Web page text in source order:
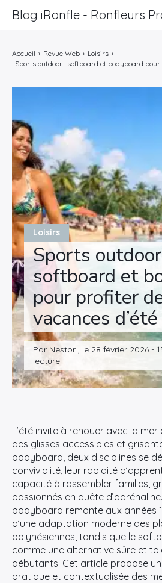
Loisirs
Sports
softboard et
pour profiter
vacances d’été
Par Nestor , le 28 février 2026 -
lecture
Accueil › Revue Web › Loisirs ›
Sports outdoor : softboard et bodyboard pour
L’été invite à renouer avec la
des glisses accessibles et
bodyboard, deux disciplines se
convivialité, leur rapidité
capacité à rassembler familles,
passionnés en quête
bodyboard remonte aux années
d’une adaptation moderne des
polynésiennes, tandis que le
comme une alternative sûre et
débutants. Cet article propose
pratique et contextualisée des
Blog iRonfle - Ronfleurs
Revue Web
Marketing
Lifestyle
Entreprises